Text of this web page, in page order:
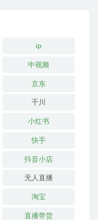
ip
中视频
京东
千川
小红书
快手
抖音小店
无人直播
淘宝
直播带货